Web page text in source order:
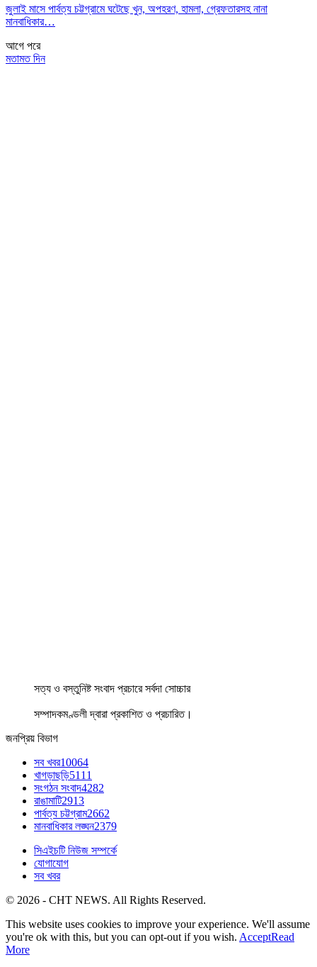
জুলাই মাসে পার্বত্য চট্টগ্রামে ঘটেছে খুন, অপহরণ, হামলা, গ্রেফতারসহ নানা
মানবাধিকার…
আগে পরে
মতামত দিন
সত্য ও বস্তুনিষ্ট সংবাদ প্রচারে সর্বদা সোচ্চার
সম্পাদকমণ্ডলী দ্বারা প্রকাশিত ও প্রচারিত।
জনপ্রিয় বিভাগ
সব খবর10064
খাগড়াছড়ি5111
সংগঠন সংবাদ4282
রাঙামাটি2913
পার্বত্য চট্টগ্রাম2662
মানবাধিকার লঙ্ঘন2379
সিএইচটি নিউজ সম্পর্কে
যোগাযোগ
সব খবর
© 2026 - CHT NEWS. All Rights Reserved.
This website uses cookies to improve your experience. We'll assume
you're ok with this, but you can opt-out if you wish. AcceptRead
More